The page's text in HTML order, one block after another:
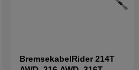
BremsekabelRider 214T